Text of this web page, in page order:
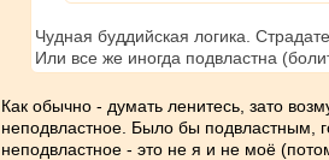
Чудная буддийская логика.
Или все же иногда подвластна
Как обычно - думать ленитесь, зато
неподвластное. Было бы подвластным,
неподвластное - это не я и не моё